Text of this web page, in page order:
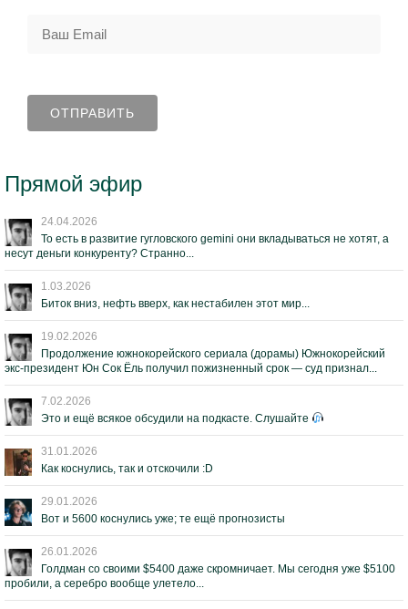
Прямой эфир
24.04.2026
То есть в развитие гугловского gemini они вкладываться не хотят, а
несут деньги конкуренту? Странно...
1.03.2026
Биток вниз, нефть вверх, как нестабилен этот мир...
19.02.2026
Продолжение южнокорейского сериала (дорамы) Южнокорейский
экс-президент Юн Сок Ёль получил пожизненный срок — суд признал...
7.02.2026
Это и ещё всякое обсудили на подкасте. Слушайте
31.01.2026
Как коснулись, так и отскочили :D
29.01.2026
Вот и 5600 коснулись уже; те ещё прогнозисты
26.01.2026
Голдман со своими $5400 даже скромничает. Мы сегодня уже $5100
пробили, а серебро вообще улетело...